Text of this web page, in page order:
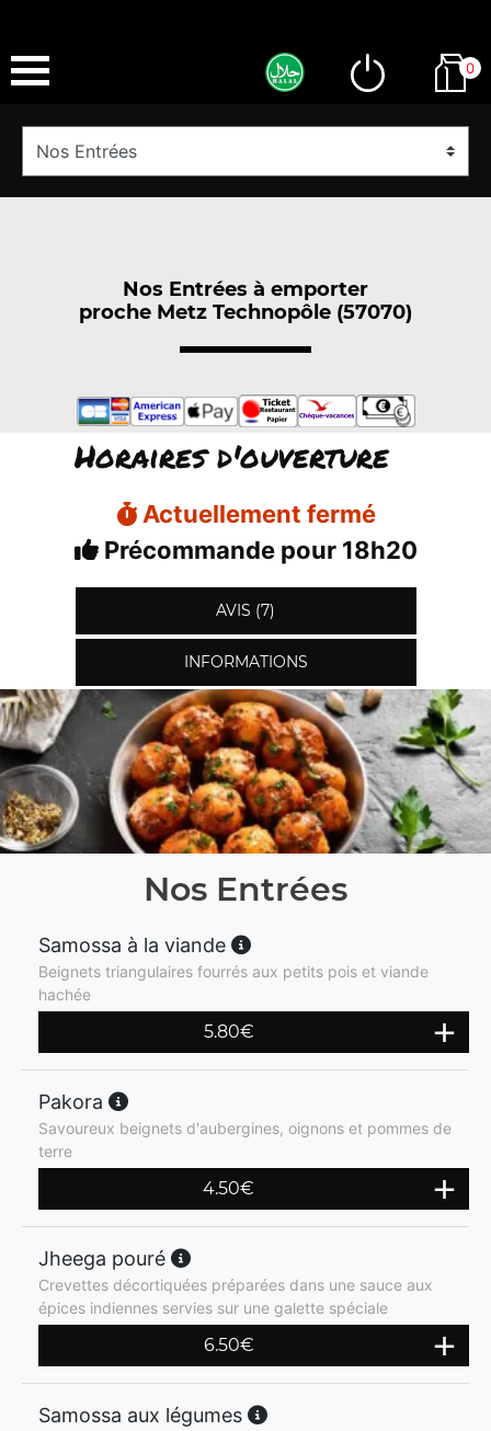
0
Nos Entrées à emporter
proche Metz Technopôle (57070)
Horaires d'ouverture
Actuellement fermé
Précommande pour 18h20
AVIS (7)
INFORMATIONS
Nos Entrées
Samossa à la viande
Beignets triangulaires fourrés aux petits pois et viande
hachée
5.80€
Pakora
Savoureux beignets d'aubergines, oignons et pommes de
terre
4.50€
Jheega pouré
Crevettes décortiquées préparées dans une sauce aux
épices indiennes servies sur une galette spéciale
6.50€
Samossa aux légumes